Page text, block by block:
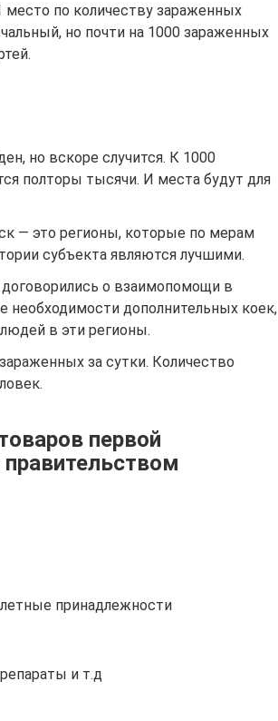
место по количеству зараженных
но почти на 1000 зараженных
но вскоре случится. К 1000
полторы тысячи. И места будут для
— это регионы, которые по мерам
субъекта являются лучшими.
договорились о взаимопомощи в
необходимости дополнительных коек,
в эти регионы.
за сутки. Количество
первой
принадлежности
и т.д